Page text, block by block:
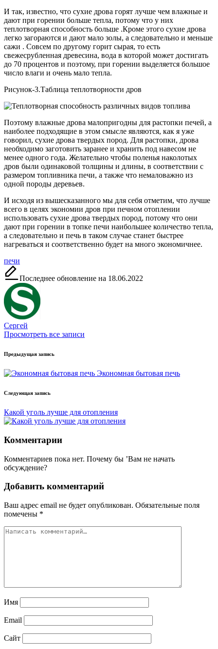
И так, известно, что сухие дрова горят лучше чем влажные и
дают при горении больше тепла, потому что у них
теплотворная способность больше .Кроме этого сухие дрова
легко загораются и дают мало золы, а следовательно и меньше
сажи . Совсем по другому горит сырая, то есть
свежесрубленная древесина, вода в которой может достигать
до 70 процентов и поэтому, при горении выделяется большое
число влаги и очень мало тепла.
Рисунок-3.Таблица теплотворности дров
Поэтому влажные дрова малопригодны для растопки печей, а
наиболее подходящие в этом смысле являются, как я уже
говорил, сухие дрова твердых пород. Для растопки, дрова
необходимо заготовить заранее и хранить под навесом не
менее одного года. Желательно чтобы поленья наколотых
дров были одинаковой толщины и длины, в соответствии с
размером топливника печи, а также что немаловажно из
одной породы деревьев.
И исходя из вышесказанного мы для себя отметим, что лучше
всего в целях экономии дров при печном отоплении
использовать сухие дрова твердых пород, потому что они
дают при горении в топке печи наибольшее количество тепла,
а следовательно и печь в таком случае станет быстрее
нагреваться и соответственно будет на много экономичнее.
Метки:
печи
Последнее обновление на 18.06.2022
Сергей
Просмотреть все записи
Навигация
записи
Предыдущая запись
Экономная бытовая печь
Следующая запись
Какой уголь лучше для отопления
Комментарии
Комментариев пока нет. Почему бы ’Вам не начать
обсуждение?
Добавить комментарий
Ваш адрес email не будет опубликован. Обязательные поля
помечены *
Имя
Email
Сайт